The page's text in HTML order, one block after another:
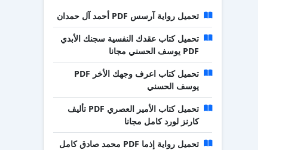
تحميل رواية آرسس PDF أحمد آل حمدان
تحميل كتاب عقدك النفسية سجنك الأبدي
PDF يوسف الحسني مجانا
تحميل كتاب اعرف وجهك الأخر PDF
يوسف الحسني
تحميل كتاب الأمير العصري PDF تأليف
كارنز لورد كامل مجانا
تحميل رواية إذما PDF محمد صادق كامل